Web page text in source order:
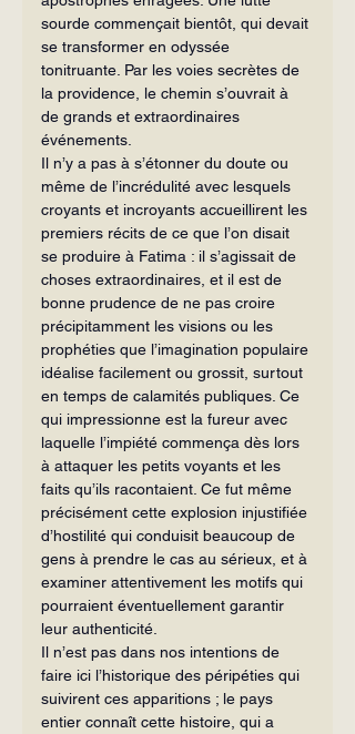
sourde commençait bientôt, qui devait
se transformer en odyssée
tonitruante. Par les voies secrètes de
la providence, le chemin s’ouvrait à
de grands et extraordinaires
événements.
Il n’y a pas à s’étonner du doute ou
même de l’incrédulité avec lesquels
croyants et incroyants accueillirent les
premiers récits de ce que l’on disait
se produire à Fatima : il s’agissait de
choses extraordinaires, et il est de
bonne pru­dence de ne pas croire
précipitamment les visions ou les
prophéties que l’ima­gination populaire
idéalise facilement ou grossit, surtout
en temps de calamités publiques. Ce
qui impressionne est la fureur avec
laquelle l’impiété commença dès lors
à attaquer les petits voyants et les
faits qu’ils racontaient. Ce fut même
précisément cette explosion injustifiée
d’hostilité qui conduisit beaucoup de
gens à prendre le cas au sérieux, et à
examiner attentivement les motifs qui
pourraient éventuellement garantir
leur authenticité.
Il n’est pas dans nos intentions de
faire ici l’historique des péripéties qui
sui­virent ces apparitions ; le pays
entier connaît cette histoire, qui a